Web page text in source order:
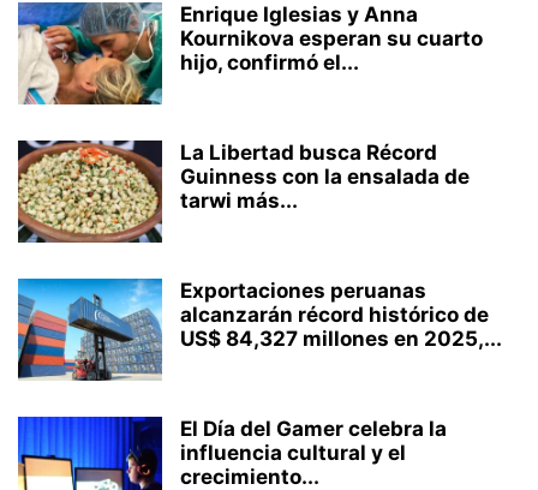
Enrique Iglesias y Anna
Kournikova esperan su cuarto
hijo, confirmó el...
La Libertad busca Récord
Guinness con la ensalada de
tarwi más...
Exportaciones peruanas
alcanzarán récord histórico de
US$ 84,327 millones en 2025,...
El Día del Gamer celebra la
influencia cultural y el
crecimiento...